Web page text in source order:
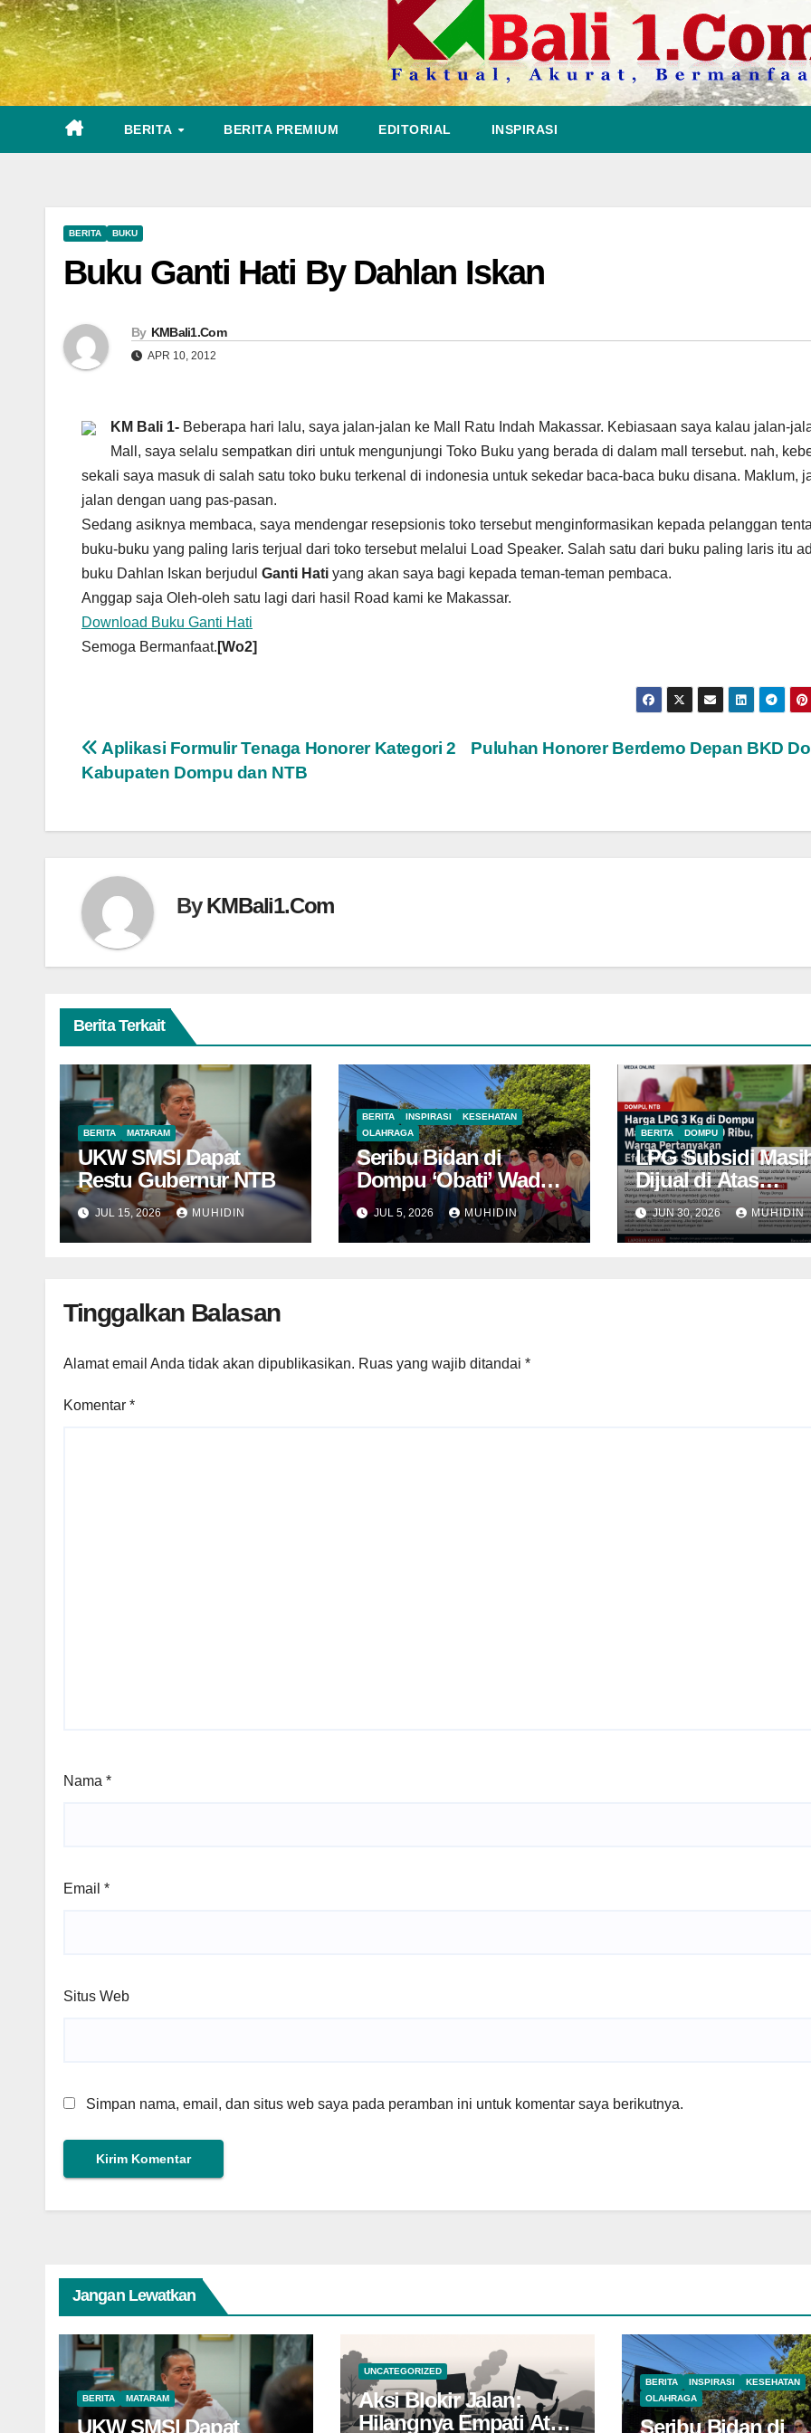
BERITA BERITA PREMIUM EDITORIAL INSPIRASI
BERITA BUKU
Buku Ganti Hati By Dahlan Iskan
By KMBali1.Com
APR 10, 2012
KM Bali 1- Beberapa hari lalu, saya jalan-jalan ke Mall Ratu Indah Makassar. Kebiasaan saya kalau jalan-
Mall, saya selalu sempatkan diri untuk mengunjungi Toko Buku yang berada di dalam mall tersebut. nah,
sekali saya masuk di salah satu toko buku terkenal di indonesia untuk sekedar baca-baca buku disana. Maklum,
jalan dengan uang pas-pasan.
Sedang asiknya membaca, saya mendengar resepsionis toko tersebut menginformasikan kepada pelanggan
buku-buku yang paling laris terjual dari toko tersebut melalui Load Speaker. Salah satu dari buku paling laris itu
buku Dahlan Iskan berjudul Ganti Hati yang akan saya bagi kepada teman-teman pembaca.
Anggap saja Oleh-oleh satu lagi dari hasil Road kami ke Makassar.
Download Buku Ganti Hati
Semoga Bermanfaat. [Wo2]
Navigasi
pos
Puluhan Honorer Berdemo Depan BKD
Aplikasi Formulir Tenaga Honorer Kategori 2
Kabupaten Dompu dan NTB
ByKMBali1.Com
Berita Terkait
BERITA MATARAM
UKW SMSI Dapat
Restu Gubernur NTB
JUL 15, 2026 MUHIDIN
BERITA INSPIRASI
KESEHATAN
OLAHRAGA
Seribu Bidan di
Dompu ‘Obati’ Wadu
Jao
JUL 5, 2026 MUHIDIN
BERITA DOMPU
LPG Subsidi
Dijual di Atas
HET, Sidak
Belum Mampu
Menekan Harga
JUN 30, 2026 MUHIDIN
Tinggalkan Balasan
Alamat email Anda tidak akan dipublikasikan. Ruas yang wajib ditandai *
Komentar *
Nama *
Email *
Situs Web
Simpan nama, email, dan situs web saya pada peramban ini untuk komentar saya berikutnya.
Jangan Lewatkan
BERITA MATARAM
UKW SMSI Dapat
UNCATEGORIZED
Aksi Blokir Jalan:
Hilangnya Empati Atas
BERITA INSPIRASI
KESEHATAN
OLAHRAGA
Seribu Bidan di